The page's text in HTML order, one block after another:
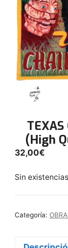
TEXAS
(High
32,00€
Sin existencias
Categoría: